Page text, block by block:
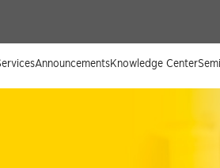
AnnouncementsKnowledge Center